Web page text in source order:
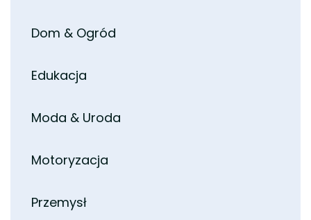
Dom & Ogród
Edukacja
Moda & Uroda
Motoryzacja
Przemysł